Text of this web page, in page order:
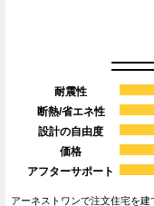
耐震性
断熱/省エネ性
設計の自由度
価格
アフターサポート
アーネストワンで注文住宅を